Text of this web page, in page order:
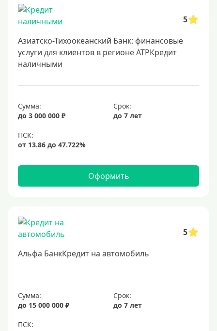
5
Азиатско-Тихоокеанский Банк: финансовые
услуги для клиентов в регионе АТРКредит
наличными
Сумма:
до 3 000 000 ₽
Срок:
до 7 лет
Оформить
5
Альфа БанкКредит на автомобиль
Сумма:
до 15 000 000 ₽
Срок:
до 7 лет